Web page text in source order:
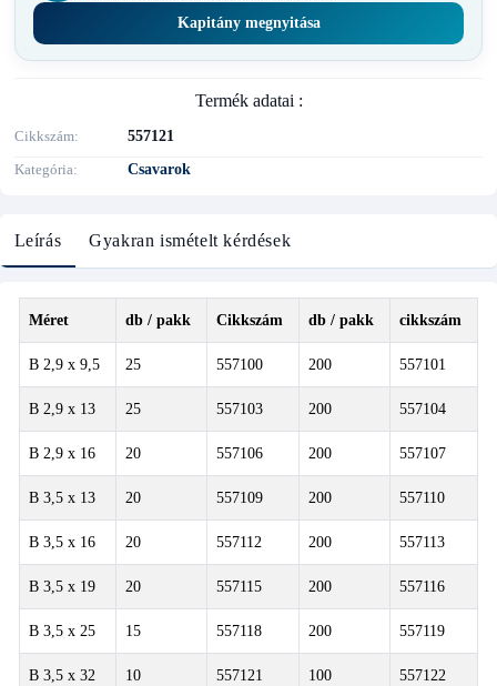
Kapitány megnyitása
Termék adatai :
Cikkszám
557121
Kategória
Csavarok
Leírás Gyakran ismételt kérdések
Méret db / pakk Cikkszám db / pakk cikkszám
B 2,9 x 9,5 25 557100 200 557101
B 2,9 x 13 25 557103 200 557104
B 2,9 x 16 20 557106 200 557107
B 3,5 x 13 20 557109 200 557110
B 3,5 x 16 20 557112 200 557113
B 3,5 x 19 20 557115 200 557116
B 3,5 x 25 15 557118 200 557119
B 3,5 x 32 10 557121 100 557122